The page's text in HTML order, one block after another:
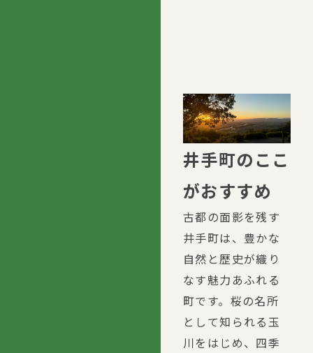
井手町のここ
がおすすめ
古都の面影を残す
井手町は、豊かな
自然と歴史が織り
なす魅力あふれる
町です。桜の名所
として知られる玉
川をはじめ、四季